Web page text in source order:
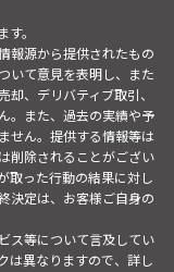
。
報源から提供されたもの
いて意見を表明し、また
、デリバティブ取引、
。また、過去の実績や予
せん。提供する情報等は
削除されることがござい
取った行動の結果に対し
決定は、お客様ご自身の
ス等について言及してい
は異なりますので、詳し